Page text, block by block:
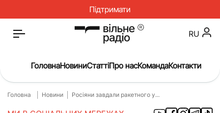
Підтримати
Головна
Новини
RU
ГоловнаНовиниСтаттіПро насКомандаКонтакти
Головна Новини Росіяни завдали ракетного у...